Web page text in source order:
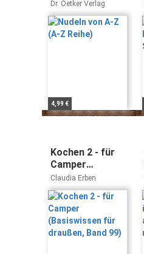
Dr. Oetker Verlag
4,99 €
Kochen 2 - für
Camper
(Basiswissen für
draußen, Band
99)
Claudia Erben